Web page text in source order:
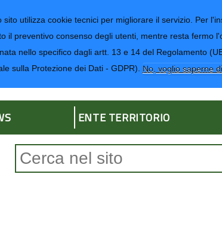
sito utilizza cookie tecnici per migliorare il servizio. Per
il preventivo consenso degli utenti, mentre resta fermo
nello specifico dagli artt. 13 e 14 del Regolamento
sulla Protezione dei Dati - GDPR). No, voglio saperne
Provincia di Imperia
ENTE TERRITORIO